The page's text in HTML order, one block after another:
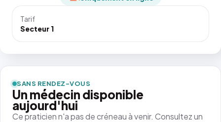
Tarif
Secteur 1
SANS RENDEZ-VOUS
Un médecin disponible
aujourd'hui
Ce praticien n'a pas de créneau à venir. Consultez un